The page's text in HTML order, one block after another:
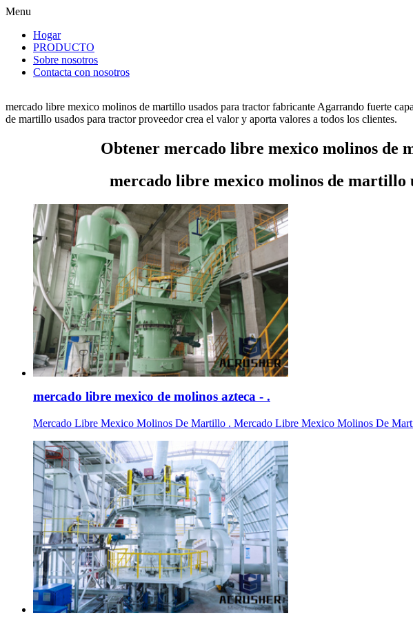
Menu
Hogar
PRODUCTO
Sobre nosotros
Contacta con nosotros
mercado libre mexico molinos de martillo usados para tractor fabricante Agarrando fuerte
de martillo usados para tractor proveedor crea el valor y aporta valores a todos los clientes.
Obtener mercado libre mexico molinos de
mercado libre mexico molinos de
mercado libre mexico de molinos azteca - .
Mercado Libre Mexico Molinos De Martillo . Mercado Libre Mexico Molinos De